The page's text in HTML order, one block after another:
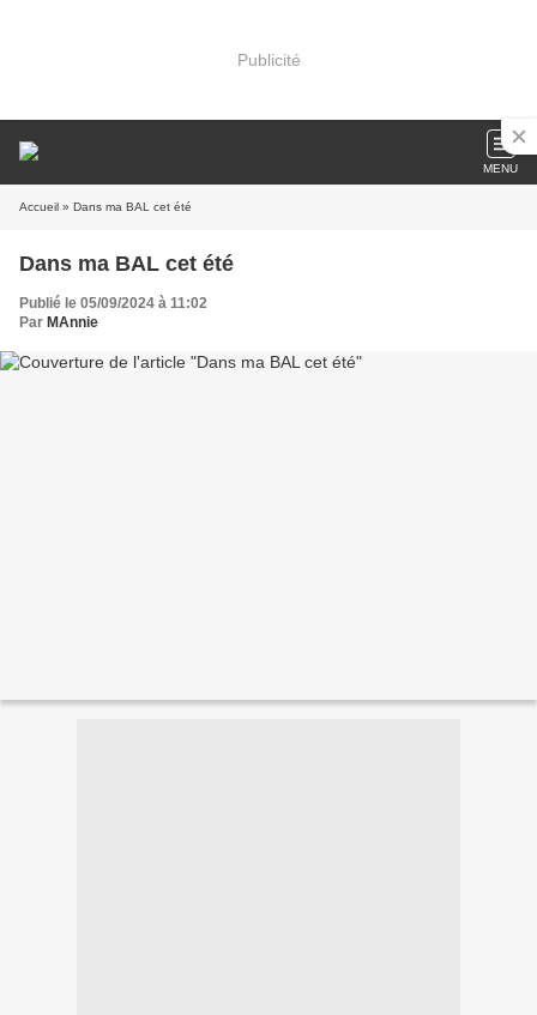
Publicité
MENU
Accueil » Dans ma BAL cet été
Dans ma BAL cet été
Publié le 05/09/2024 à 11:02
Par MAnnie